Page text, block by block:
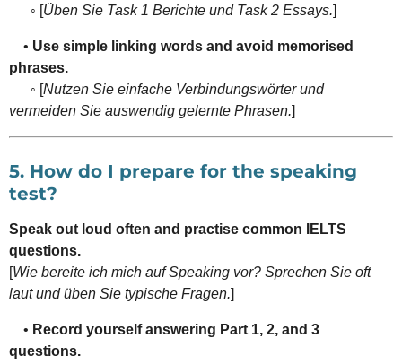
◦ [Üben Sie Task 1 Berichte und Task 2 Essays.]
• Use simple linking words and avoid memorised
phrases.
◦ [Nutzen Sie einfache Verbindungswörter und
vermeiden Sie auswendig gelernte Phrasen.]
5. How do I prepare for the speaking
test?
Speak out loud often and practise common IELTS
questions.
[Wie bereite ich mich auf Speaking vor? Sprechen Sie oft
laut und üben Sie typische Fragen.]
• Record yourself answering Part 1, 2, and 3
questions.